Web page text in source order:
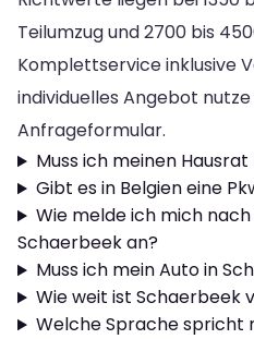
Teilumzug und 2700 bis
Komplettservice inklusive
individuelles Angebot
Anfrageformular.
Muss ich meinen
Gibt es in Belgien eine
Wie melde ich mich
Schaerbeek an?
Muss ich mein Auto in
Wie weit ist Schaerbeek
Welche Sprache spricht